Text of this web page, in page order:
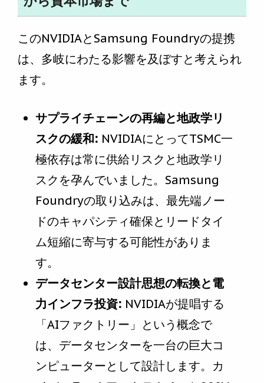
このNVIDIAとSamsung Foundryの提携
は、多岐にわたる影響を及ぼすと考えられ
ます。
サプライチェーンの再編と地政学リ
スクの緩和: NVIDIAにとってTSMC一
極依存は常に供給リスクと地政学リ
スクを孕んでいました。Samsung
Foundryの取り込みは、最先端ノー
ドのキャパシティ確保とリードタイ
ム短縮に寄与する可能性がありま
す。
データセンター設計思想の転換と電
力インフラ投資: NVIDIAが提唱する
「AIファクトリー」という概念で
は、データセンターを一台の巨大コ
ンピューターとして設計します。カ